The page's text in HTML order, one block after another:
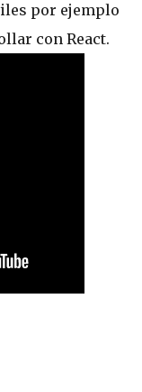
por ejemplo
con React.